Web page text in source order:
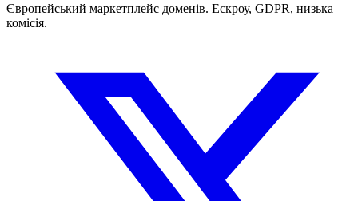
Європейський маркетплейс доменів. Ескроу, GDPR, низька
комісія.